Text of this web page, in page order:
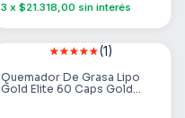
3 x $21.318,00 sin interés
SIN STOCK (1)
Quemador De Grasa Lipo
Gold Elite 60 Caps Gold